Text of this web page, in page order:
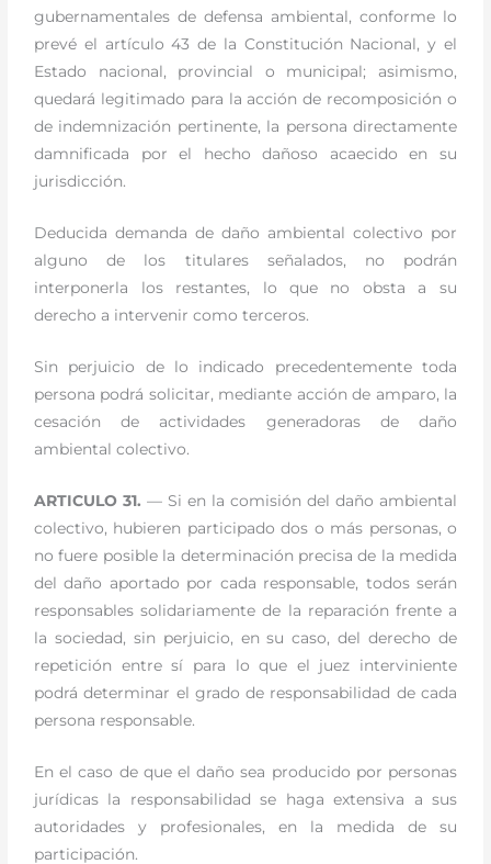
gubernamentales de defensa ambiental, conforme lo
prevé el artículo 43 de la Constitución Nacional, y el
Estado nacional, provincial o municipal; asimismo,
quedará legitimado para la acción de recomposición o
de indemnización pertinente, la persona directamente
damnificada por el hecho dañoso acaecido en su
jurisdicción.
Deducida demanda de daño ambiental colectivo por
alguno de los titulares señalados, no podrán
interponerla los restantes, lo que no obsta a su
derecho a intervenir como terceros.
Sin perjuicio de lo indicado precedentemente toda
persona podrá solicitar, mediante acción de amparo, la
cesación de actividades generadoras de daño
ambiental colectivo.
ARTICULO 31.— Si en la comisión del daño ambiental
colectivo, hubieren participado dos o más personas, o
no fuere posible la determinación precisa de la medida
del daño aportado por cada responsable, todos serán
responsables solidariamente de la reparación frente a
la sociedad, sin perjuicio, en su caso, del derecho de
repetición entre sí para lo que el juez interviniente
podrá determinar el grado de responsabilidad de cada
persona responsable.
En el caso de que el daño sea producido por personas
jurídicas la responsabilidad se haga extensiva a sus
autoridades y profesionales, en la medida de su
participación.